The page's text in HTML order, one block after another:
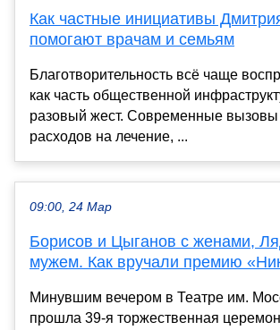
Как частные инициативы
помогают врачам и семьям
Благотворительность всё чаще
как часть общественной
разовый жест. Современные
расходов на лечение, ...
09:00, 24 Мар
Борисов и Цыганов с женами,
мужем. Как вручали премию
Минувшим вечером в Театре им.
прошла 39-я торжественная